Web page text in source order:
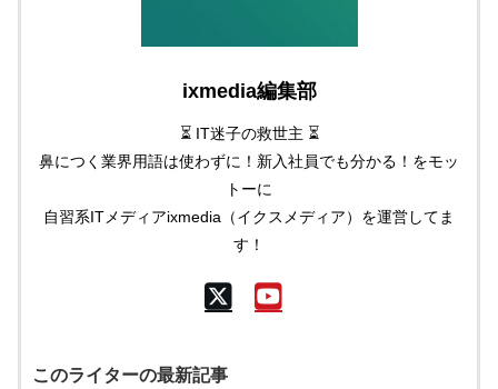
ixmedia編集部
⏳ IT迷子の救世主 ⏳
鼻につく業界用語は使わずに！新入社員でも分かる！をモッ
トーに
自習系ITメディアixmedia（イクスメディア）を運営してま
す！
このライターの最新記事